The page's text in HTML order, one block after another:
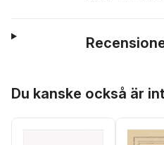
Du kanske också är